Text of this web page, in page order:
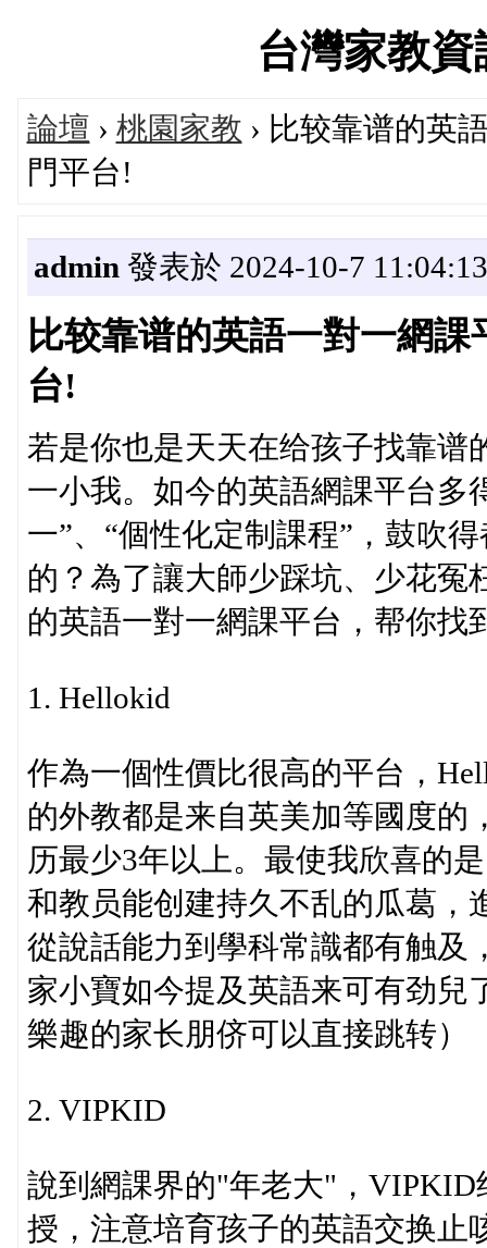
台灣家教
論壇 › 桃園家教 › 比较靠谱的英
門平台!
admin 發表於 2024-10-7 11:04:13
比较靠谱的英語一對一網
台!
若是你也是天天在给孩子找靠谱
一小我。如今的英語網課平台多
一”、“個性化定制課程”，鼓吹
的？為了讓大師少踩坑、少花冤
的英語一對一網課平台，帮你找
1. Hellokid
作為一個性價比很高的平台，
的外教都是来自英美加等國度的
历最少3年以上。最使我欣喜的
和教员能创建持久不乱的瓜葛，
從說話能力到學科常識都有触及
家小寶如今提及英語来可有劲兒
樂趣的家长朋侪可以直接跳转）
2. VIPKID
說到網課界的"年老大"，
授，注意培育孩子的英語交换止